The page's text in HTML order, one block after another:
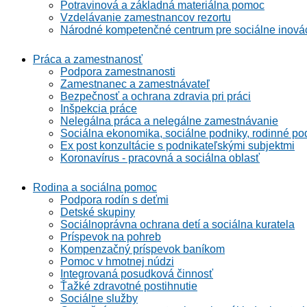
Potravinová a základná materiálna pomoc
Vzdelávanie zamestnancov rezortu
Národné kompetenčné centrum pre sociálne
Práca a zamestnanosť
Podpora zamestnanosti
Zamestnanec a zamestnávateľ
Bezpečnosť a ochrana zdravia pri práci
Inšpekcia práce
Nelegálna práca a nelegálne zamestnávanie
Sociálna ekonomika, sociálne podniky, rodinné
Ex post konzultácie s podnikateľskými subjektmi
Koronavírus - pracovná a sociálna oblasť
Rodina a sociálna pomoc
Podpora rodín s deťmi
Detské skupiny
Sociálnoprávna ochrana detí a sociálna kuratela
Príspevok na pohreb
Kompenzačný príspevok baníkom
Pomoc v hmotnej núdzi
Integrovaná posudková činnosť
Ťažké zdravotné postihnutie
Sociálne služby